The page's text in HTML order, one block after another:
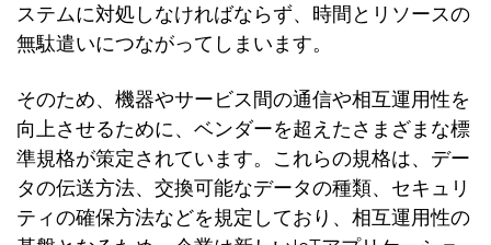
ステムに対処しなければならず、時間とリソースの
無駄遣いにつながってしまいます。
そのため、機器やサービス間の通信や相互運用性を
向上させるために、ベンダーを超えたさまざまな標
準規格が策定されています。これらの規格は、デー
タの伝送方法、交換可能なデータの種類、セキュリ
ティの確保方法などを規定しており、相互運用性の